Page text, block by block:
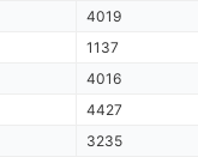
4019
1137
4016
4427
3235